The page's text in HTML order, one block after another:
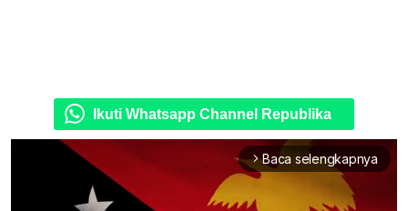
Ikuti Whatsapp Channel Republika
arrow_forward_ios Baca selengkapnya